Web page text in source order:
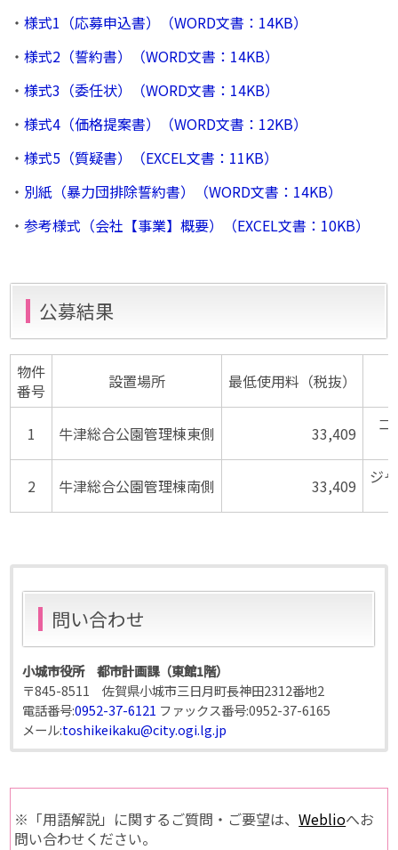
・様式1（応募申込書）（WORD文書：14KB）
・様式2（誓約書）（WORD文書：14KB）
・様式3（委任状）（WORD文書：14KB）
・様式4（価格提案書）（WORD文書：12KB）
・様式5（質疑書）（EXCEL文書：11KB）
・ 別紙（暴力団排除誓約書）（WORD文書：14KB）
・参考様式（会社【事業】概要）（EXCEL文書：10KB）
公募結果
物件
番号
設置場所 最低使用料（税抜）
1 牛津総合公園管理棟東側 33,409 コ
2 牛津総合公園管理棟南側 33,409 ジ
問い合わせ
小城市役所 都市計画課（東館1階）
〒845-8511 佐賀県小城市三日月町長神田2312番地2
電話番号:0952-37-6121 ファックス番号:0952-37-6165
メール:toshikeikaku@city.ogi.lg.jp
※「用語解説」に関するご質問・ご要望は、Weblioへお
問い合わせください。